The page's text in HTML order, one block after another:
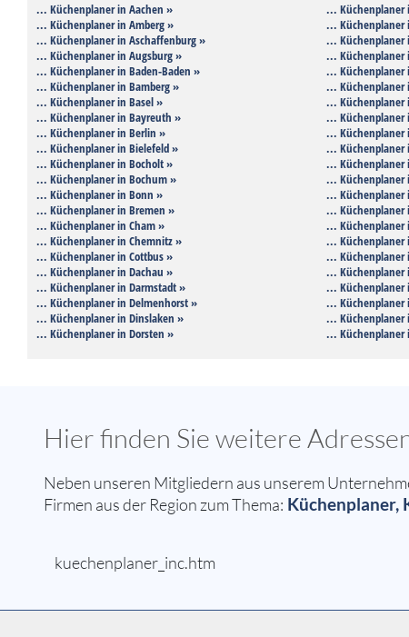
... Küchenplaner in Aachen »
... Küchenplaner in Amberg »
... Küchenplaner in Aschaffenburg »
... Küchenplaner in Augsburg »
... Küchenplaner in Baden-Baden »
... Küchenplaner in Bamberg »
... Küchenplaner in Basel »
... Küchenplaner in Bayreuth »
... Küchenplaner in Berlin »
... Küchenplaner in Bielefeld »
... Küchenplaner in Bocholt »
... Küchenplaner in Bochum »
... Küchenplaner in Bonn »
... Küchenplaner in Bremen »
... Küchenplaner in Cham »
... Küchenplaner in Chemnitz »
... Küchenplaner in Cottbus »
... Küchenplaner in Dachau »
... Küchenplaner in Darmstadt »
... Küchenplaner in Delmenhorst »
... Küchenplaner in Dinslaken »
... Küchenplaner in Dorsten »
... Küchenplaner
... Küchenplaner
... Küchenplaner
... Küchenplaner
... Küchenplaner
... Küchenplaner
... Küchenplaner
... Küchenplaner
... Küchenplaner
... Küchenplaner
... Küchenplaner
... Küchenplaner
... Küchenplaner
... Küchenplaner
... Küchenplaner
... Küchenplaner
... Küchenplaner
... Küchenplaner
... Küchenplaner
... Küchenplaner
... Küchenplaner
... Küchenplaner
Hier finden Sie weitere
Neben unseren Mitgliedern aus unserem
Firmen aus der Region zum Thema: Küchenplaner,
kuechenplaner_inc.htm